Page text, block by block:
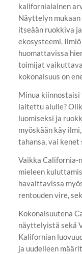
kalifornialainen
Näyttelyn
itseään ruokkiva
ekosysteemi.
huomattavissa
toimijat
kokonaisuus on
Minua kiinnostaisi
laitettu alulle?
luomiseksi ja
myöskään käy
tahansa, vai kenet
Vaikka California-
mieleen
havaittavissa
rentouden vire,
Kokonaisuutena
näyttelyistä sekä
Kalifornian
ja uudelleen